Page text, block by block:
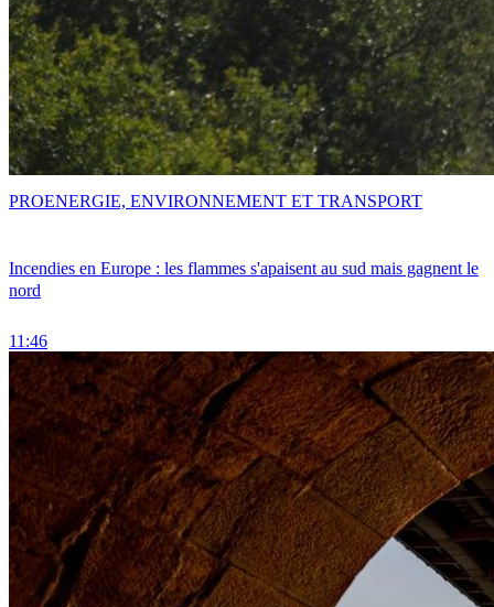
Incendies en Europe : les flammes s'apaisent au sud mais gagnent le
nord
11:46
PROENERGIE, ENVIRONNEMENT ET TRANSPORT